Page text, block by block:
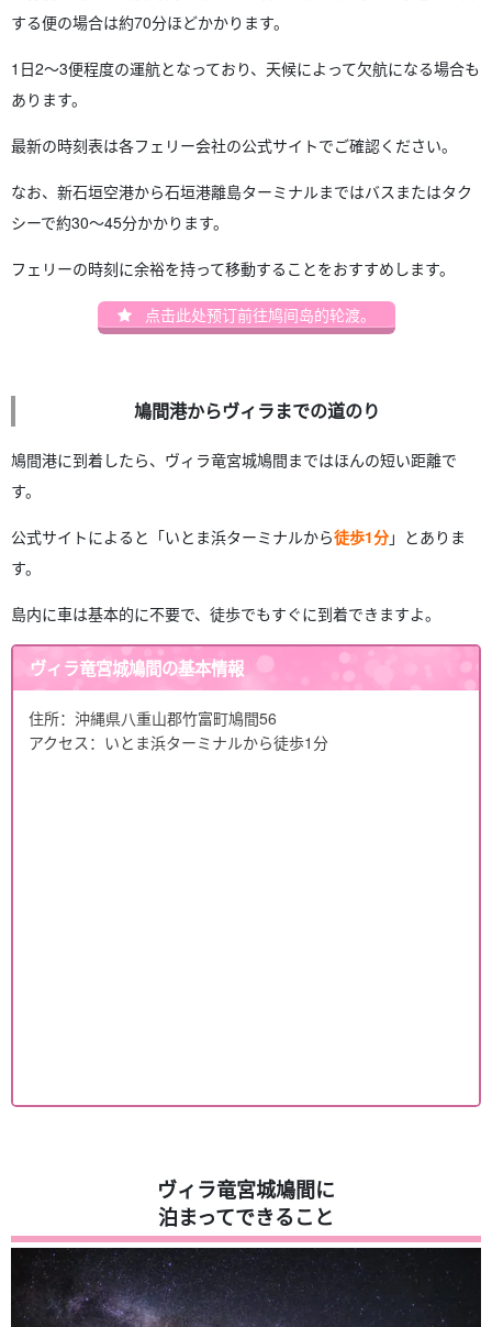
する便の場合は約70分ほどかかります。
1日2〜3便程度の運航となっており、天候によって欠航になる場合も
あります。
最新の時刻表は各フェリー会社の公式サイトでご確認ください。
なお、新石垣空港から石垣港離島ターミナルまではバスまたはタク
シーで約30〜45分かかります。
フェリーの時刻に余裕を持って移動することをおすすめします。
点击此处预订前往鸠间岛的轮渡。
鳩間港からヴィラまでの道のり
鳩間港に到着したら、ヴィラ竜宮城鳩間まではほんの短い距離で
す。
公式サイトによると「いとま浜ターミナルから徒歩1分」とありま
す。
島内に車は基本的に不要で、徒歩でもすぐに到着できますよ。
ヴィラ竜宮城鳩間の基本情報
住所：沖縄県八重山郡竹富町鳩間56
アクセス：いとま浜ターミナルから徒歩1分
ヴィラ竜宮城鳩間に
泊まってできること